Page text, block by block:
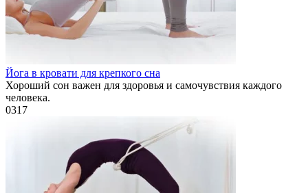
Йога в кровати для крепкого сна
Хороший сон важен для здоровья и самочувствия каждого
человека.
0317